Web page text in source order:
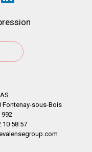
Fontenay-sous-Bois
992
10 58 57